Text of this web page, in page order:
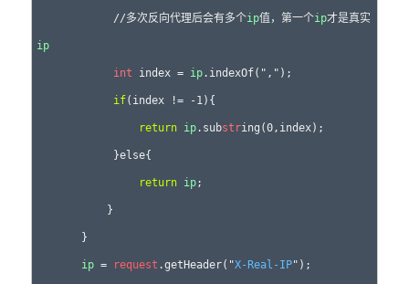
            //多次反向代理后会有多个
ip值，第一个ip才是真实
ip
int index = ip.indexOf(",");
if(index != -1){
return ip.substring(0,index);
return ip;
ip = request .getHeader("X-Real-IP");